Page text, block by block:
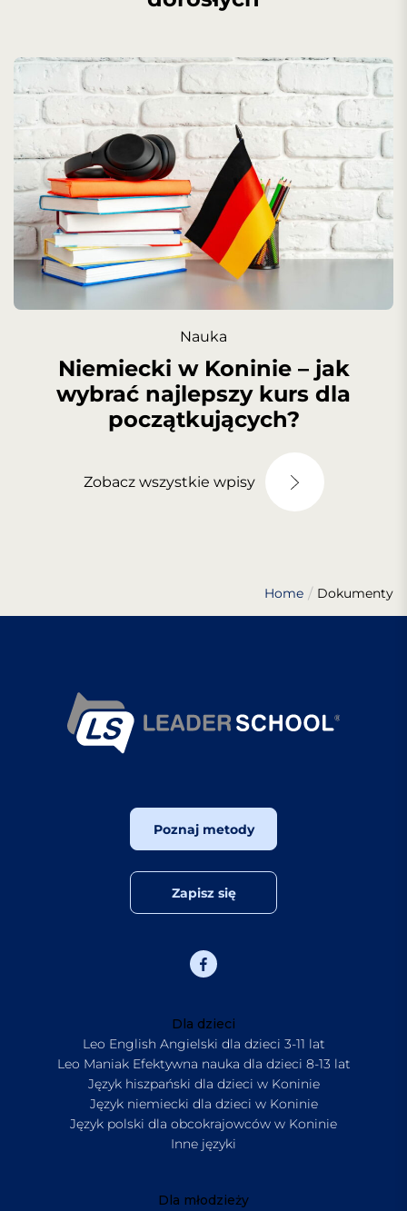
Nauka
Niemiecki w Koninie – jak
wybrać najlepszy kurs dla
początkujących?
Zobacz wszystkie wpisy
Home Dokumenty
Poznaj metody
Zapisz się
Dla dzieci
Leo English Angielski dla dzieci 3-11 lat
Leo Maniak Efektywna nauka dla dzieci 8-13 lat
Język hiszpański dla dzieci w Koninie
Język niemiecki dla dzieci w Koninie
Język polski dla obcokrajowców w Koninie
Inne języki
Dla młodzieży